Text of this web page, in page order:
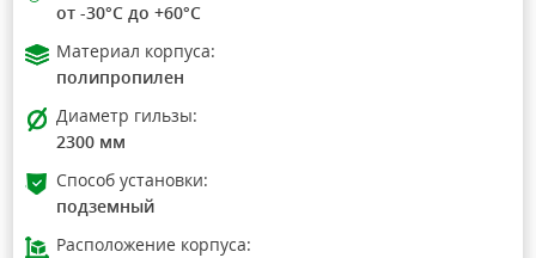
от -30°C до +60°C
Материал корпуса:
полипропилен
Диаметр гильзы:
2300 мм
Способ установки:
подземный
Расположение корпуса: